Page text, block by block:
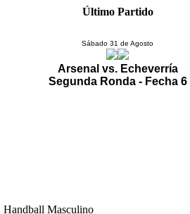
Último Partido
Sábado 31 de Agosto
Arsenal vs. Echeverría
Segunda Ronda - Fecha 6
Handball Masculino